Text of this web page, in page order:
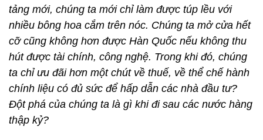
tảng mới, chúng ta mới chỉ làm được túp lều với
nhiều bông hoa cắm trên nóc. Chúng ta mở cửa hết
cỡ cũng không hơn được Hàn Quốc nếu không thu
hút được tài chính, công nghệ. Trong khi đó, chúng
ta chỉ ưu đãi hơn một chút về thuế, về thể chế hành
chính liệu có đủ sức để hấp dẫn các nhà đầu tư?
Đột phá của chúng ta là gì khi đi sau các nước hàng
thập kỷ?